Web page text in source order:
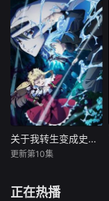
三方方
大雪覆门，妖修
突袭，屠尽墨门，
少年路朝歌痛失至
亲，绝境之中觉醒
绑定逆天系统，靠
水系启灵死里逃
生，立誓肃清世间
妖邪。十年蛰伏苦
修，他困于初境寸
步难行，一朝契机
破境。途中
关于我转生变成史莱姆这档事第四季
前野智昭
关于我转生变成史莱姆这档事第四季
更新第10集
正在热播